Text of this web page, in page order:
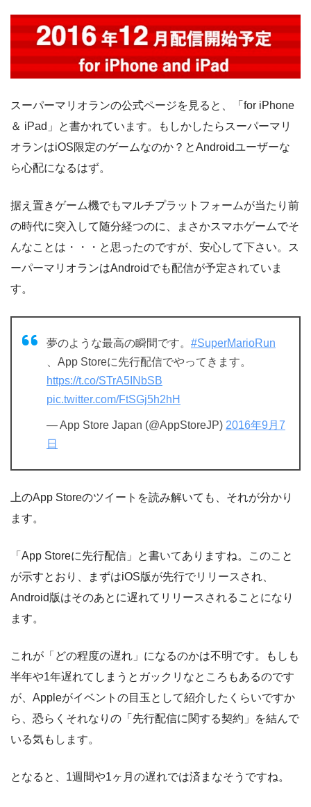
スーパーマリオランの公式ページを見ると、「for iPhone
＆ iPad」と書かれています。もしかしたらスーパーマリ
オランはiOS限定のゲームなのか？とAndroidユーザーな
ら心配になるはず。
据え置きゲーム機でもマルチプラットフォームが当たり前
の時代に突入して随分経つのに、まさかスマホゲームでそ
んなことは・・・と思ったのですが、安心して下さい。ス
ーパーマリオランはAndroidでも配信が予定されていま
す。
夢のような最高の瞬間です。 #SuperMarioRun
、App Storeに先行配信でやってきます。
https://t.co/STrA5INbSB
pic.twitter.com/FtSGj5h2hH
— App Store Japan (@AppStoreJP) 2016年9月7
日
上のApp Storeのツイートを読み解いても、それが分かり
ます。
「App Storeに先行配信」と書いてありますね。このこと
が示すとおり、まずはiOS版が先行でリリースされ、
Android版はそのあとに遅れてリリースされることになり
ます。
これが「どの程度の遅れ」になるのかは不明です。もしも
半年や1年遅れてしまうとガックリなところもあるのです
が、Appleがイベントの目玉として紹介したくらいですか
ら、恐らくそれなりの「先行配信に関する契約」を結んで
いる気もします。
となると、1週間や1ヶ月の遅れでは済まなそうですね。